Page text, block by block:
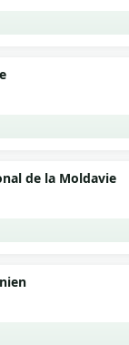
de la Moldavie